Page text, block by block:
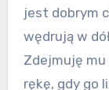
jest dobrym
wędrują w
Zdejmuję
rękę, gdy go